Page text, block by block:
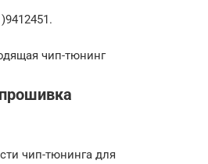
чип-тюнинг
чип-тюнинга для